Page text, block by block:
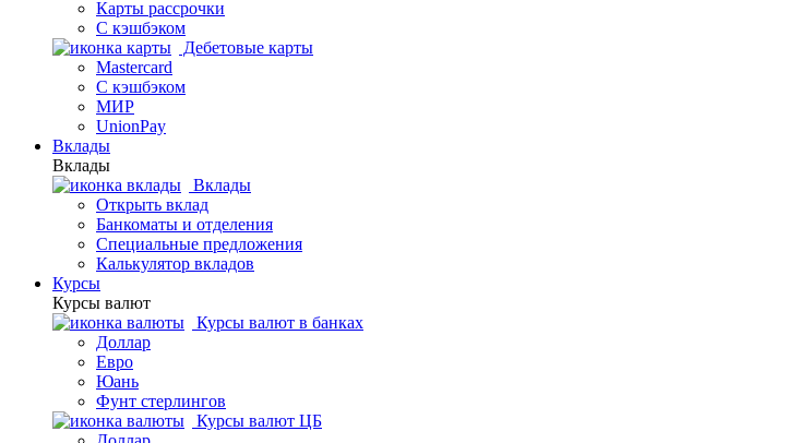
Карты рассрочки
С кэшбэком
Дебетовые карты
Mastercard
С кэшбэком
МИР
UnionPay
Вклады
Вклады
Вклады
Открыть вклад
Банкоматы и отделения
Специальные предложения
Калькулятор вкладов
Курсы
Курсы валют
Курсы валют в банках
Доллар
Евро
Юань
Фунт стерлингов
Курсы валют ЦБ